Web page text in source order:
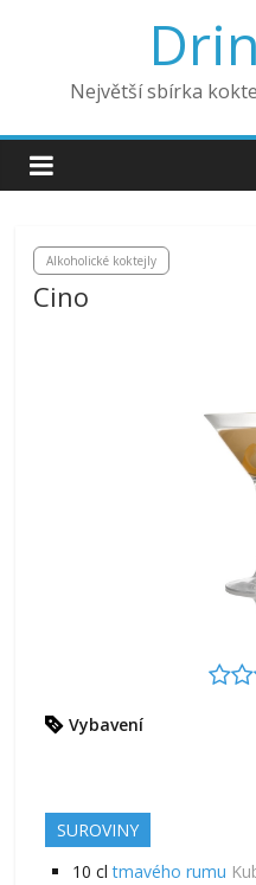
Největší sbírka
Alkoholické koktejly
Cino
Vybavení
SUROVINY
10 cl tmavého rumu